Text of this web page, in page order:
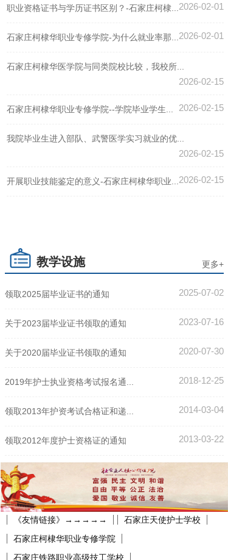
职业资格证书与学历证书区别？-石家庄柯棣... 2026-02-01
石家庄柯棣华职业专修学院-为什么就业率那... 2026-02-01
石家庄柯棣华医学院与同类院校比较，我校所...
2026-02-15
石家庄柯棣华职业专修学院--学院毕业学生... 2026-02-15
我院毕业生进入部队、武警医学实习就业的优...
2026-02-15
开展职业技能鉴定的意义-石家庄柯棣华职业... 2026-02-15
领取2025届毕业证书的通知 2025-07-02
关于2023届毕业证书领取的通知 2023-07-16
关于2020届毕业证书领取的通知 2020-07-30
2019年护士执业资格考试报名通... 2018-12-25
领取2013年护资考试合格证和递... 2014-03-04
领取2012年度护士资格证的通知 2013-03-22
教学设施 更多+
《友情链接》→→→→→
石家庄天使护士学校
石家庄柯棣华职业专修学院
石家庄铁路职业高级技工学校